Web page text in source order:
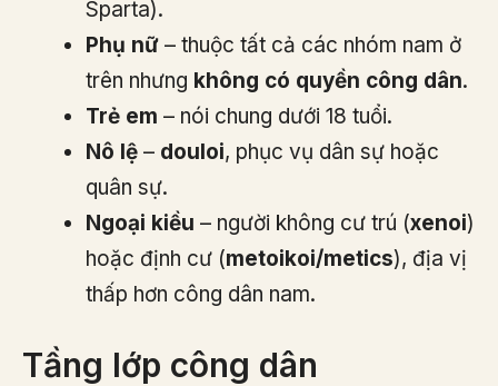
Sparta).
Phụ nữ – thuộc tất cả các nhóm nam ở
trên nhưng không có quyền công dân.
Trẻ em – nói chung dưới 18 tuổi.
Nô lệ – douloi, phục vụ dân sự hoặc
quân sự.
Ngoại kiều – người không cư trú (xenoi)
hoặc định cư (metoikoi/metics), địa vị
thấp hơn công dân nam.
Tầng lớp công dân